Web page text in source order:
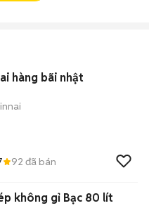
hàng bãi nhật
92 đã bán
không gỉ Bạc 80 lít